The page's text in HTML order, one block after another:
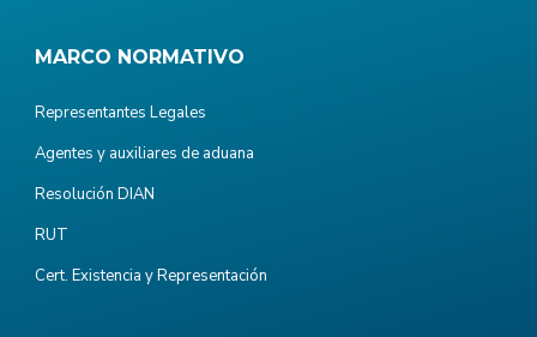
MARCO NORMATIVO
Representantes Legales
Agentes y auxiliares de aduana
Resolución DIAN
RUT
Cert. Existencia y Representación